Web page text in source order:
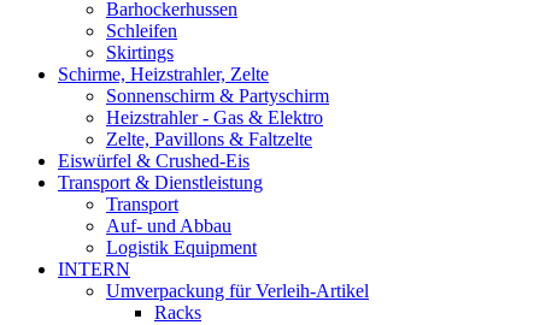
Barhockerhussen
Schleifen
Skirtings
Schirme, Heizstrahler, Zelte
Sonnenschirm & Partyschirm
Heizstrahler - Gas & Elektro
Zelte, Pavillons & Faltzelte
Eiswürfel & Crushed-Eis
Transport & Dienstleistung
Transport
Auf- und Abbau
Logistik Equipment
INTERN
Umverpackung für Verleih-Artikel
Racks